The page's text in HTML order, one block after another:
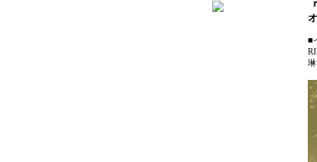
■